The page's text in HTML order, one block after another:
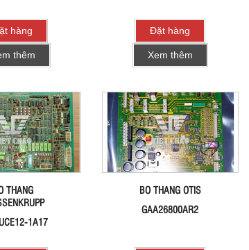
hàng
thêm
Đặt hàng
Xem thêm
THANG
1A17
BO THANG OTIS
GAA26800AR2